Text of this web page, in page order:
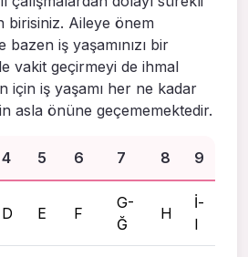
birisiniz. Aileye önem
iş yaşamınızı bir
vakit geçirmeyi de ihmal
için iş yaşamı her ne kadar
asla önüne geçememektedir.
4 5 6 7 8 9
D E F
G-
Ğ
H
İ-
I